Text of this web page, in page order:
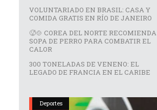
VOLUNTARIADO EN BRASIL: CASA Y
COMIDA GRATIS EN RÍO DE JANEIRO
🥵🍲 COREA DEL NORTE RECOMIENDA
SOPA DE PERRO PARA COMBATIR EL
CALOR
300 TONELADAS DE VENENO: EL
LEGADO DE FRANCIA EN EL CARIBE
Deportes